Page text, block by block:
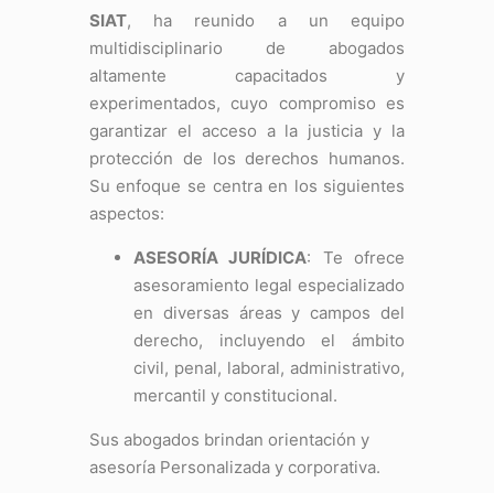
SIAT, ha reunido a un equipo
multidisciplinario de abogados
altamente capacitados y
experimentados, cuyo compromiso es
garantizar el acceso a la justicia y la
protección de los derechos humanos.
Su enfoque se centra en los siguientes
aspectos:
ASESORÍA JURÍDICA: Te ofrece
asesoramiento legal especializado
en diversas áreas y campos del
derecho, incluyendo el ámbito
civil, penal, laboral, administrativo,
mercantil y constitucional.
Sus abogados brindan orientación y
asesoría Personalizada y corporativa.